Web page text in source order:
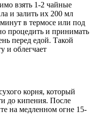
взять 1-2 чайные
и залить их 200 мл
в термосе или под
процедить и принимать
перед едой. Такой
и облегчает
корня, который
до кипения. После
на медленном огне 15-